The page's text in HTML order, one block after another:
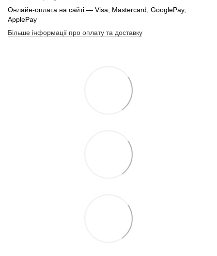
Онлайн-оплата на сайті — Visa, Mastercard, GooglePay,
ApplePay
Більше інформації про оплату та доставку